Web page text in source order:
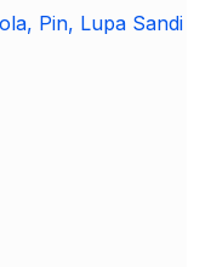
Pin, Lupa Sandi